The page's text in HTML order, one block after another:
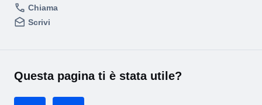
Chiama
Scrivi
Questa pagina ti è stata utile?